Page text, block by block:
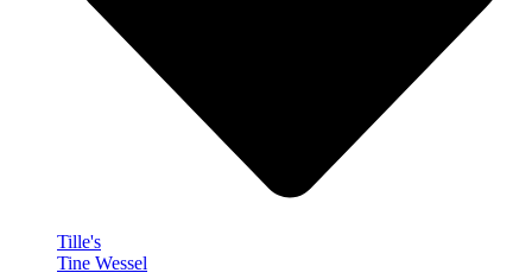
Tille's
Tine Wessel